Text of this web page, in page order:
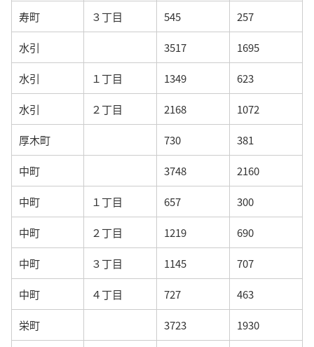
寿町 ３丁目 545 257
水引 3517 1695
水引 １丁目 1349 623
水引 ２丁目 2168 1072
厚木町 730 381
中町 3748 2160
中町 １丁目 657 300
中町 ２丁目 1219 690
中町 ３丁目 1145 707
中町 ４丁目 727 463
栄町 3723 1930